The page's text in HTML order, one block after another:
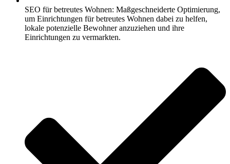
SEO für betreutes Wohnen: Maßgeschneiderte Optimierung,
um Einrichtungen für betreutes Wohnen dabei zu helfen,
lokale potenzielle Bewohner anzuziehen und ihre
Einrichtungen zu vermarkten.